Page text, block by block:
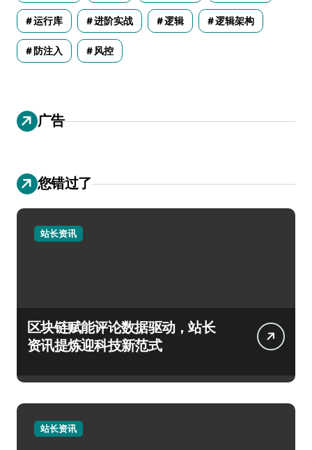
运行库 进阶实战 逻辑 逻辑架构
防注入 风控
广告
您错过了
站长资讯
区块链赋能评论数据驱动，站长
资讯提炼迎科技新范式
站长资讯